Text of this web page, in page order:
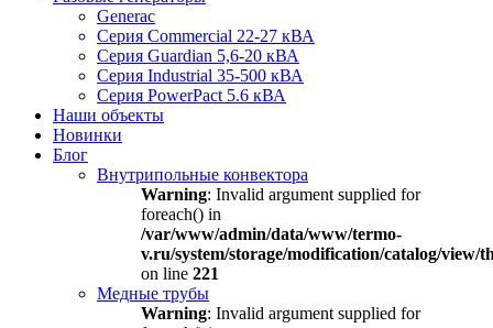
Generac
Серия Commercial 22-27 кВА
Серия Guardian 5,6-20 кВА
Серия Industrial 35-500 кВА
Серия PowerPact 5.6 кВА
Наши объекты
Новинки
Блог
Внутрипольные конвектора
Warning: Invalid argument supplied for
foreach() in
/var/www/admin/data/www/termo-
v.ru/system/storage/modification/catalog/view/
on line 221
Медные трубы
Warning: Invalid argument supplied for